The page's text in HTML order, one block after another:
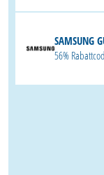
SAMSUNG
56%